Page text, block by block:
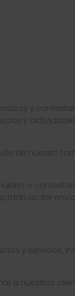
y
y
de nuestro
o
recibir
y servicios,
a nuestros